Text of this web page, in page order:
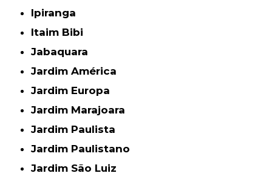
Ipiranga
Itaim Bibi
Jabaquara
Jardim América
Jardim Europa
Jardim Marajoara
Jardim Paulista
Jardim Paulistano
Jardim São Luiz